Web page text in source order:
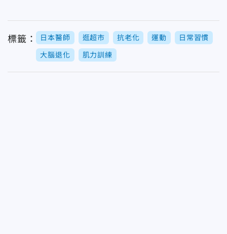
標籤： 日本醫師 逛超市 抗老化 運動 日常習慣
大腦退化 肌力訓練